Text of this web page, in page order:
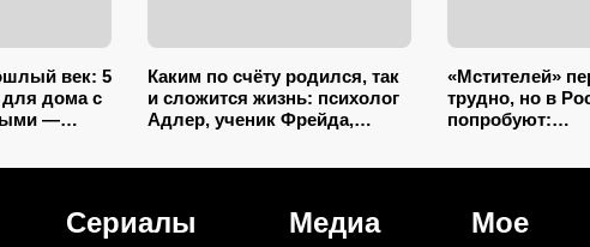
век: 5
для дома с
—
Каким по счёту родился, так
и сложится жизнь: психолог
Адлер, ученик Фрейда,
«Мстителей»
трудно, но в
попробуют:
Сериалы Медиа Мое